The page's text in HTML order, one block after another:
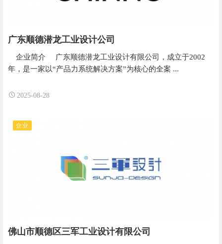
广东顺德潜龙工业设计公司
企业简介 广东顺德潜龙工业设计有限公司，成立于2002
年，是一家以“产品力系统解决方案”为核心的全案 ...
2025-08-28
佛山市顺德区三军工业设计有限公司
企业